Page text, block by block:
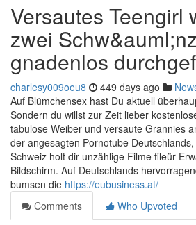
Versautes Teengirl
zwei
gnadenlos
charlesy009oeu8 449 days ago
Auf Blümchensex hast Du aktuell
Sondern du willst zur Zeit lieber
tabulose Weiber und versaute Grannies
der angesagten Pornotube
Schweiz holt dir unzählige Filme fileür
Bildschirm. Auf Deutschlands
bumsen die https://eubusiness.at/
Comments
Who Upvoted